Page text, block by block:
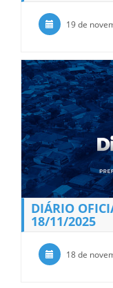
19 de
DIÁRIO
18/11/2025
18 de